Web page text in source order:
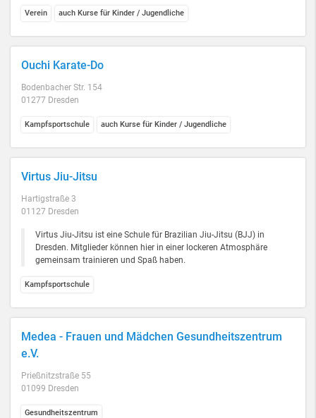
Verein auch Kurse für Kinder / Jugendliche
Ouchi Karate-Do
Bodenbacher Str. 154
01277 Dresden
Kampfsportschule auch Kurse für Kinder / Jugendliche
Virtus Jiu-Jitsu
Hartigstraße 3
01127 Dresden
Virtus Jiu-Jitsu ist eine Schule für Brazilian Jiu-Jitsu (BJJ) in
Dresden. Mitglieder können hier in einer lockeren Atmosphäre
gemeinsam trainieren und Spaß haben.
Kampfsportschule
Medea - Frauen und Mädchen Gesundheitszentrum
e.V.
Prießnitzstraße 55
01099 Dresden
Gesundheitszentrum